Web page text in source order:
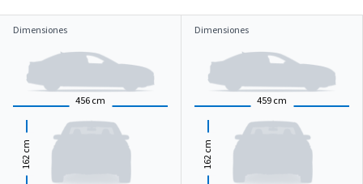
Dimensiones
456 cm
162
cm
Dimensiones
459 cm
162
cm